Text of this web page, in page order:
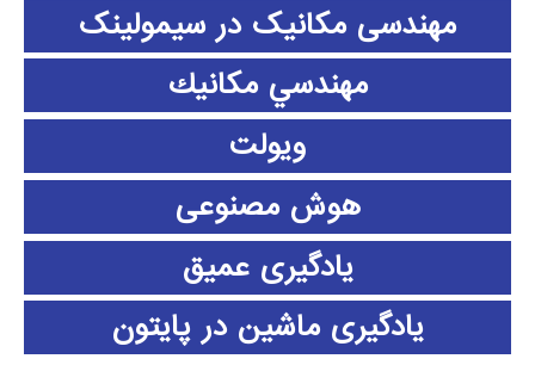
مهندسی مکانیک در سیمولینک
مهندسي مكانيك
ویولت
هوش مصنوعی
یادگیری عمیق
یادگیری ماشین در پایتون